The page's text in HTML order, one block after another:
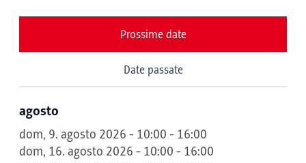
Prossime date
Date passate
agosto
dom, 9. agosto 2026 - 10:00 - 16:00
dom, 16. agosto 2026 - 10:00 - 16:00